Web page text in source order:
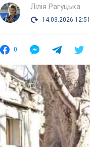
Лілія Рагуцька
14.03.2026 12:51
0